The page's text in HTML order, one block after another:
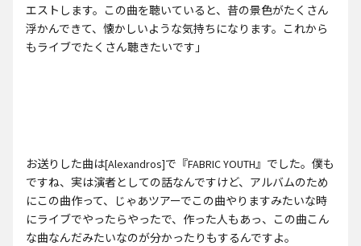
エストします。この曲を聴いていると、昔の景色がたくさん
浮かんできて、懐かしいような気持ちになります。これから
もライブでたくさん聴きたいです」
お送りした曲は[Alexandros]で『FABRIC YOUTH』でした。僕も
ですね、実は演者としての話なんですけど、アルバムのため
にこの曲作って、じゃあツアーでこの曲やりますみたいな時
にライブでやったらやったで、作った人もあっ、この曲こん
な曲なんだみたいなのが分かったりもするんですよ。